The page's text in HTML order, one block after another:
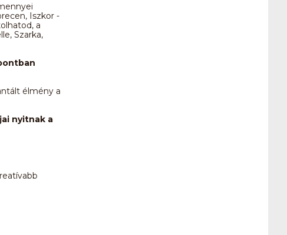
Iszkor -
a
Szarka,
élmény a
nyitnak a